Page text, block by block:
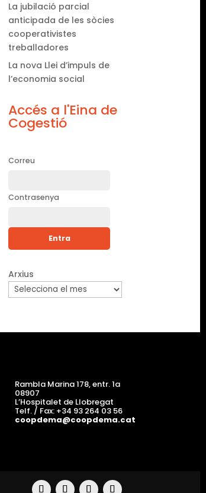
La jubilació parcial
anticipada de les sòcies
cooperativistes
treballadores
La nova Llei d’impuls de
l’economia social
Accés a l'Eina de
Cogestió
Correu
Contrasenya
Arxius
Rambla Marina 178, entr. 1a
08907
L’Hospitalet de Llobregat
Telf. / Fax: +34 93 264 03 56
coopdema@coopdema.cat